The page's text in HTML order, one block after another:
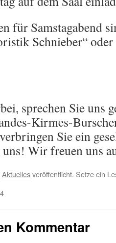
für Samstagabend
Schnieber“ oder
sprechen Sie uns
Kirmes-
Sie ein
Wir freuen uns
Aktuellesveröffentlicht. Setze ein
Kommentar